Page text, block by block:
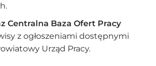
Centralna Baza Ofert Pracy
z ogłoszeniami dostępnymi
Urząd Pracy.